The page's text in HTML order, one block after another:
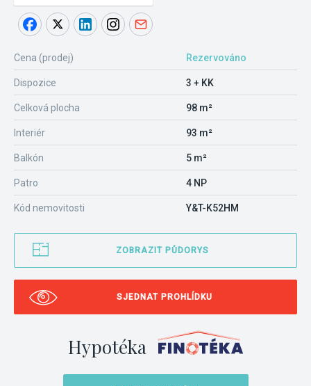
Cena (prodej) Rezervováno
Dispozice 3 + KK
Celková plocha 98 m²
Interiér 93 m²
Balkón 5 m²
Patro 4 NP
Kód nemovitosti Y&T-K52HM
ZOBRAZIT PŮDORYS
SJEDNAT PROHLÍDKU
Hypotéka